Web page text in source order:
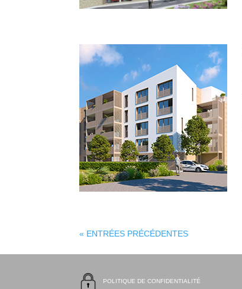
« ENTRÉES PRÉCÉDENTES
POLITIQUE DE CONFIDENTIALITÉ